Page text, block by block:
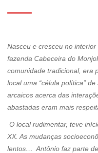
Nasceu e cresceu no
fazenda Cabeceira do
comunidade tradicional, era
local uma “célula política”
arcaicos acerca das
abastadas eram mais
O local rudimentar, teve
XX. As mudanças
lentos… Antônio faz parte